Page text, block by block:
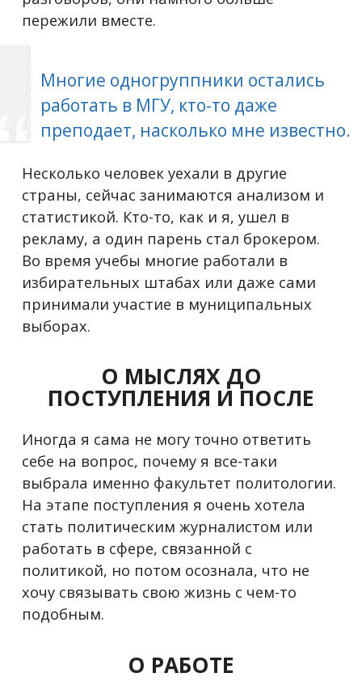
пережили вместе.
Многие одногруппники остались
работать в МГУ, кто-то даже
преподает, насколько мне известно.
Несколько человек уехали в другие
страны, сейчас занимаются анализом и
статистикой. Кто-то, как и я, ушел в
рекламу, а один парень стал брокером.
Во время учебы многие работали в
избирательных штабах или даже сами
принимали участие в муниципальных
выборах.
О МЫСЛЯХ ДО
ПОСТУПЛЕНИЯ И ПОСЛЕ
Иногда я сама не могу точно ответить
себе на вопрос, почему я все-таки
выбрала именно факультет политологии.
На этапе поступления я очень хотела
стать политическим журналистом или
работать в сфере, связанной с
политикой, но потом осознала, что не
хочу связывать свою жизнь с чем-то
подобным.
О РАБОТЕ